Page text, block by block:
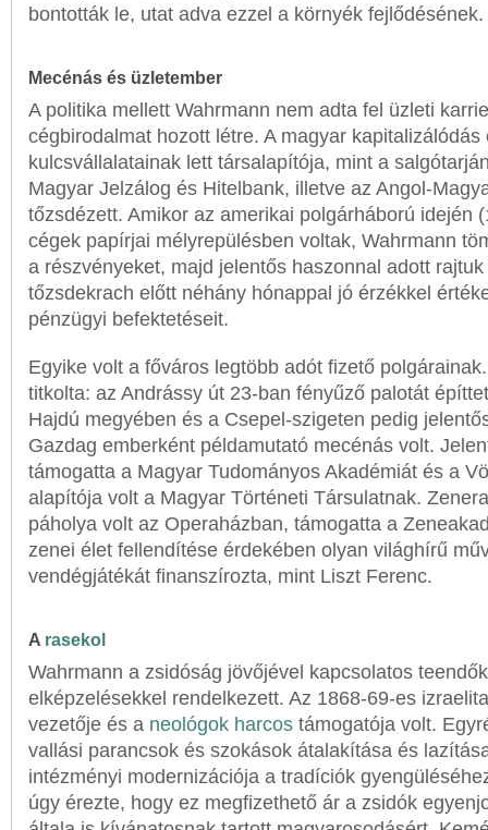
bontották le, utat adva ezzel a környék fejlődésének.
Mecénás és üzletember
A politika mellett Wahrmann nem adta fel üzleti
cégbirodalmat hozott létre. A magyar kapitalizálódás
kulcsvállalatainak lett társalapítója, mint a
Magyar Jelzálog és Hitelbank, illetve az Angol-
tőzsdézett. Amikor az amerikai polgárháború idején
cégek papírjai mélyrepülésben voltak, Wahrmann
a részvényeket, majd jelentős haszonnal adott
tőzsdekrach előtt néhány hónappal jó érzékkel
pénzügyi befektetéseit.
Egyike volt a főváros legtöbb adót fizető
titkolta: az Andrássy út 23-ban fényűző palotát
Hajdú megyében és a Csepel-szigeten pedig
Gazdag emberként példamutató mecénás volt.
támogatta a Magyar Tudományos Akadémiát és a
alapítója volt a Magyar Történeti Társulatnak.
páholya volt az Operaházban, támogatta a
zenei élet fellendítése érdekében olyan világhírű
vendégjátékát finanszírozta, mint Liszt Ferenc.
A rasekol
Wahrmann a zsidóság jövőjével kapcsolatos
elképzelésekkel rendelkezett. Az 1868-69-es
vezetője és a neológok harcos támogatója volt.
vallási parancsok és szokások átalakítása és
intézményi modernizációja a tradíciók
úgy érezte, hogy ez megfizethető ár a zsidók